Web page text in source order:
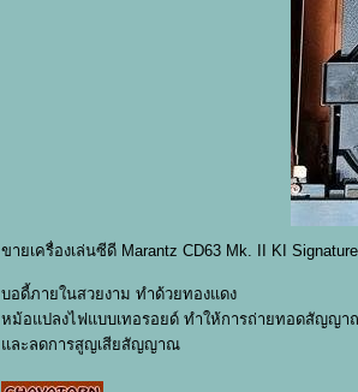
ขายเครื่องเล่นซีดี Marantz CD63 Mk. II KI
บอดี้ภายในสวยงาม ทำด้วยทองแดง
หม้อแปลงไฟแบบเทอรอยด์ ทำให้การถ่ายทอดสัญญ
และลดการสูญเสียสัญญาณ